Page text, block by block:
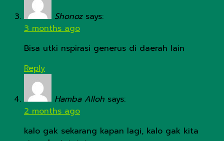
Shonoz says:
3 months ago
Bisa utki nspirasi generus di daerah lain
Reply
Hamba Alloh says:
2 months ago
kalo gak sekarang kapan lagi, kalo gak kita